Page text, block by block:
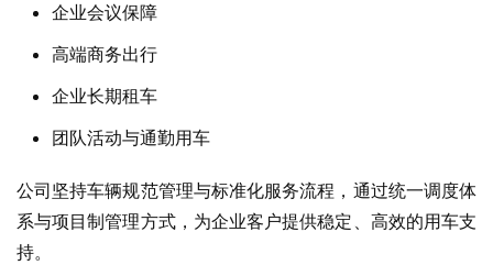
企业会议保障
高端商务出行
企业长期租车
团队活动与通勤用车
公司坚持车辆规范管理与标准化服务流程，通过统一调度体
系与项目制管理方式，为企业客户提供稳定、高效的用车支
持。